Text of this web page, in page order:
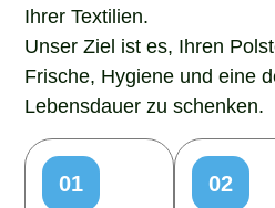
Ihrer Textilien.
Unser Ziel ist es, Ihren
Frische, Hygiene und eine
Lebensdauer zu schenken.
01
02